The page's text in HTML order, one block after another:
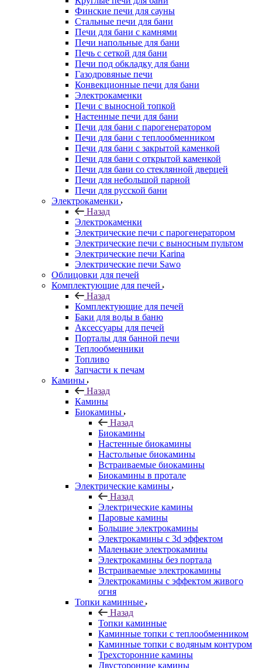
Финские печи для сауны
Стальные печи для бани
Печи для бани с камнями
Печи напольные для бани
Печь с сеткой для бани
Печи под обкладку для бани
Газодровяные печи
Конвекционные печи для бани
Электрокаменки
Печи с выносной топкой
Настенные печи для бани
Печи для бани с парогенератором
Печи для бани с теплообменником
Печи для бани с закрытой каменкой
Печи для бани с открытой каменкой
Печи для бани со стеклянной дверцей
Печи для небольшой парной
Печи для русской бани
Электрокаменки
Назад
Электрокаменки
Электрические печи с парогенератором
Электрические печи с выносным пультом
Электрические печи Karina
Электрические печи Sawo
Облицовки для печей
Комплектующие для печей
Назад
Комплектующие для печей
Баки для воды в баню
Аксессуары для печей
Порталы для банной печи
Теплообменники
Топливо
Запчасти к печам
Камины
Назад
Камины
Биокамины
Назад
Биокамины
Настенные биокамины
Настольные биокамины
Встраиваемые биокамины
Биокамины в протале
Электрические камины
Назад
Электрические камины
Паровые камины
Большие электрокамины
Электрокамины с 3d эффектом
Маленькие электрокамины
Электрокамины без портала
Встраиваемые электрокамины
Электрокамины с эффектом живого
огня
Топки каминные
Назад
Топки каминные
Каминные топки с теплообменником
Каминные топки с водяным контуром
Трехсторонние камины
Двусторонние камины